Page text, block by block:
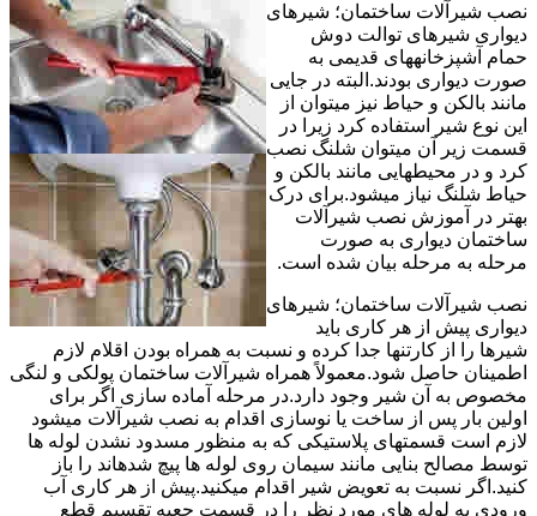
نصب شیرآلات ساختمان؛ شیرهای
دیواری شیرهای توالت دوش
حمام آشپزخانههای قدیمی به
صورت دیواری بودند.البته در جایی
مانند بالکن و حیاط نیز میتوان از
این نوع شیر استفاده کرد زیرا در
قسمت زیر آن میتوان شلنگ نصب
کرد و در محیطهایی مانند بالکن و
حیاط شلنگ نیاز میشود.برای درک
بهتر در آموزش نصب شیرآلات
ساختمان دیواری به صورت
مرحله به مرحله بیان شده است.
نصب شیرآلات ساختمان؛ شیرهای
دیواری پیش از هر کاری باید
شیرها را از کارتنها جدا کرده و نسبت به همراه بودن اقلام لازم
اطمینان حاصل شود.معمولاً همراه شیرآلات ساختمان پولکی و لنگی
مخصوص به آن شیر وجود دارد.در مرحله آماده سازی اگر برای
اولین بار پس از ساخت یا نوسازی اقدام به نصب شیرآلات میشود
لازم است قسمتهای پلاستیکی که به منظور مسدود نشدن لوله ها
توسط مصالح بنایی مانند سیمان روی لوله ها پیچ شدهاند را باز
کنید.اگر نسبت به تعویض شیر اقدام میکنید.پیش از هر کاری آب
ورودی به لوله های مورد نظر را در قسمت جعبه تقسیم قطع